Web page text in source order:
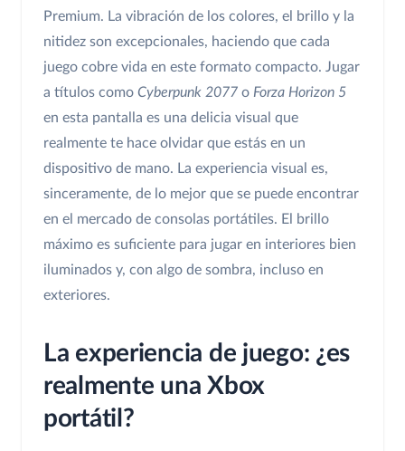
Premium. La vibración de los colores, el brillo y la
nitidez son excepcionales, haciendo que cada
juego cobre vida en este formato compacto. Jugar
a títulos como Cyberpunk 2077 o Forza Horizon 5
en esta pantalla es una delicia visual que
realmente te hace olvidar que estás en un
dispositivo de mano. La experiencia visual es,
sinceramente, de lo mejor que se puede encontrar
en el mercado de consolas portátiles. El brillo
máximo es suficiente para jugar en interiores bien
iluminados y, con algo de sombra, incluso en
exteriores.
La experiencia de juego: ¿es
realmente una Xbox
portátil?